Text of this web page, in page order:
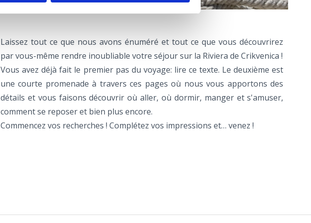
Laissez tout ce que nous avons énuméré et tout ce que vous découvrirez
par vous-même rendre inoubliable votre séjour sur la Riviera de Crikvenica !
Vous avez déjà fait le premier pas du voyage: lire ce texte. Le deuxième est
une courte promenade à travers ces pages où nous vous apportons des
détails et vous faisons découvrir où aller, où dormir, manger et s'amuser,
comment se reposer et bien plus encore.
Commencez vos recherches ! Complétez vos impressions et… venez !